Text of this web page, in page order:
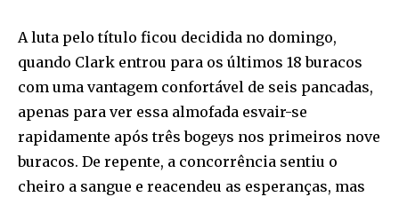
A luta pelo título ficou decidida no domingo,
quando Clark entrou para os últimos 18 buracos
com uma vantagem confortável de seis pancadas,
apenas para ver essa almofada esvair-se
rapidamente após três bogeys nos primeiros nove
buracos. De repente, a concorrência sentiu o
cheiro a sangue e reacendeu as esperanças, mas